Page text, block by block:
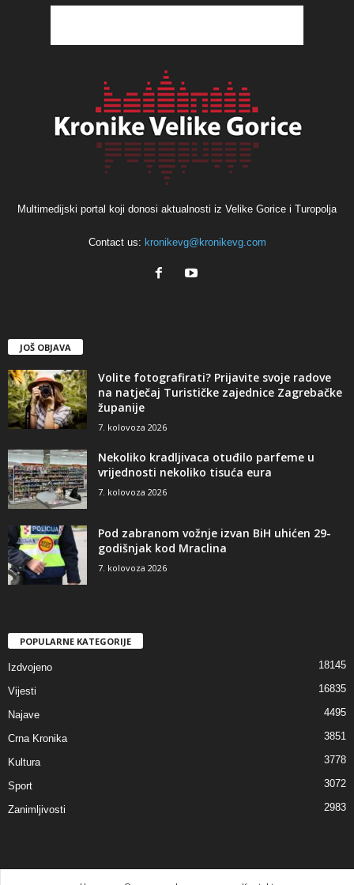
Multimedijski portal koji donosi aktualnosti iz Velike Gorice i Turopolja
Contact us: kronikevg@kronikevg.com
JOŠ OBJAVA
Volite fotografirati? Prijavite svoje radove
na natječaj Turističke zajednice Zagrebačke
županije
7. kolovoza 2026
Nekoliko kradljivaca otuđilo parfeme u
vrijednosti nekoliko tisuća eura
7. kolovoza 2026
Pod zabranom vožnje izvan BiH uhićen 29-
godišnjak kod Mraclina
7. kolovoza 2026
POPULARNE KATEGORIJE
Izdvojeno 18145
Vijesti 16835
Najave 4495
Crna Kronika 3851
Kultura 3778
Sport 3072
Zanimljivosti 2983